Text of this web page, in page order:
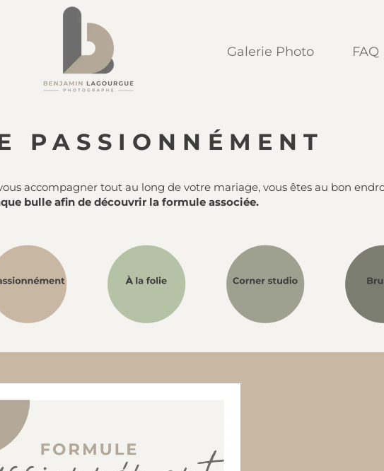
Galerie Photo FAQ
PASSIONNÉMENT
accompagner tout au long de votre mariage, vous êtes au bon
bulle afin de découvrir la formule associée.
brightness_1
brightness_1